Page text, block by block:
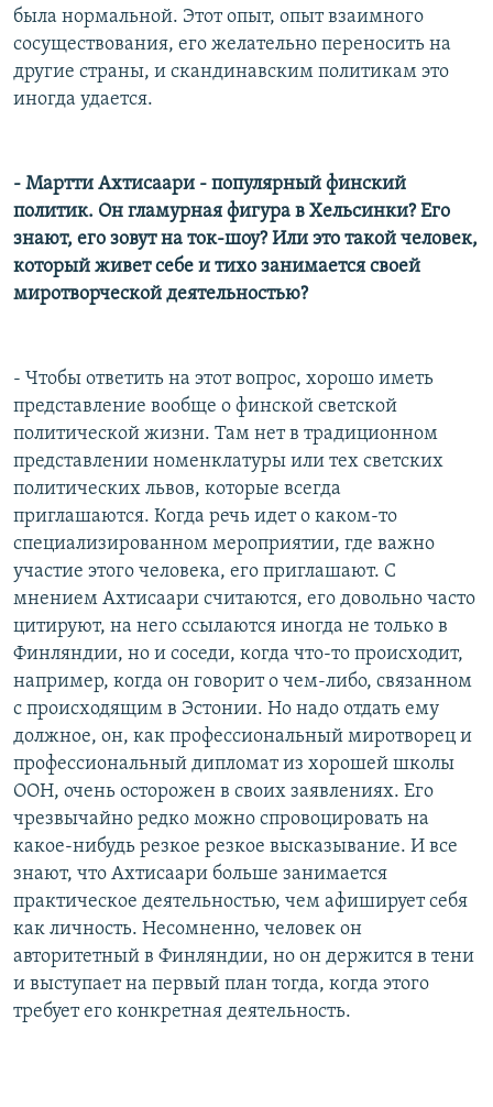
была нормальной. Этот опыт, опыт взаимного
сосуществования, его желательно переносить на
другие страны, и скандинавским политикам это
иногда удается.
- Мартти Ахтисаари - популярный финский
политик. Он гламурная фигура в Хельсинки? Его
знают, его зовут на ток-шоу? Или это такой человек,
который живет себе и тихо занимается своей
миротворческой деятельностью?
- Чтобы ответить на этот вопрос, хорошо иметь
представление вообще о финской светской
политической жизни. Там нет в традиционном
представлении номенклатуры или тех светских
политических львов, которые всегда
приглашаются. Когда речь идет о каком-то
специализированном мероприятии, где важно
участие этого человека, его приглашают. С
мнением Ахтисаари считаются, его довольно часто
цитируют, на него ссылаются иногда не только в
Финляндии, но и соседи, когда что-то происходит,
например, когда он говорит о чем-либо, связанном
с происходящим в Эстонии. Но надо отдать ему
должное, он, как профессиональный миротворец и
профессиональный дипломат из хорошей школы
ООН, очень осторожен в своих заявлениях. Его
чрезвычайно редко можно спровоцировать на
какое-нибудь резкое резкое высказывание. И все
знают, что Ахтисаари больше занимается
практическое деятельностью, чем афиширует себя
как личность. Несомненно, человек он
авторитетный в Финляндии, но он держится в тени
и выступает на первый план тогда, когда этого
требует его конкретная деятельность.